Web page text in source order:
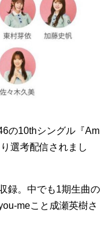
の10thシングル『Am
選考配信されまし
録。中でも1期生曲の
meこと成瀬英樹さ